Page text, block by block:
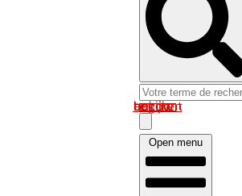
Log in om uw account te bekijken
Open menu